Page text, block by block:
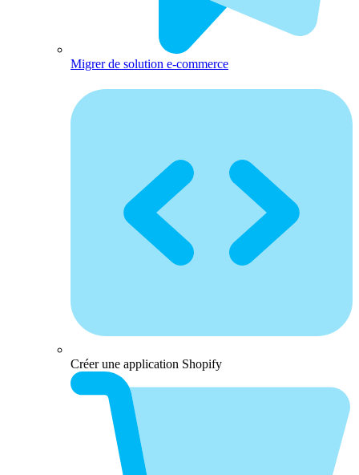
Migrer de solution e-commerce
Créer une application Shopify